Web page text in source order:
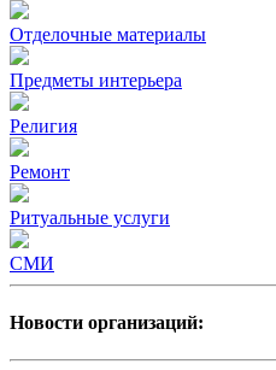
Отделочные материалы
Предметы интерьера
Религия
Ремонт
Ритуальные услуги
СМИ
Новости организаций: